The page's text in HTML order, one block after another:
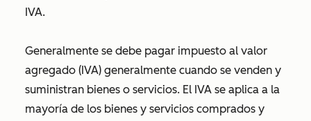
IVA.
Generalmente se debe pagar impuesto al valor
agregado (IVA) generalmente cuando se venden y
suministran bienes o servicios. El IVA se aplica a la
mayoría de los bienes y servicios comprados y